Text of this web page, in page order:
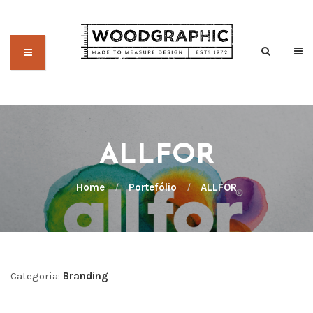
ALLFOR
Home / Portefólio / ALLFOR
Categoria: Branding